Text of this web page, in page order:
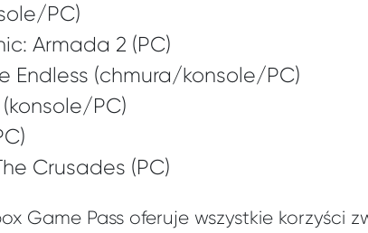
PC)
Armada 2 (PC)
Endless (chmura/konsole/PC)
PC)
Crusades (PC)
Game Pass oferuje wszystkie korzyści